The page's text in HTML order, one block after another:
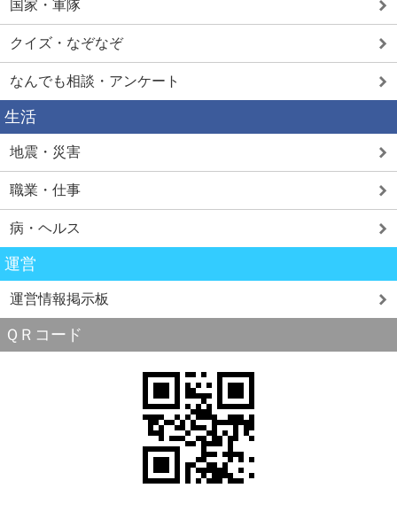
国家・軍隊
クイズ・なぞなぞ
なんでも相談・アンケート
生活
地震・災害
職業・仕事
病・ヘルス
運営
運営情報掲示板
ＱＲコード